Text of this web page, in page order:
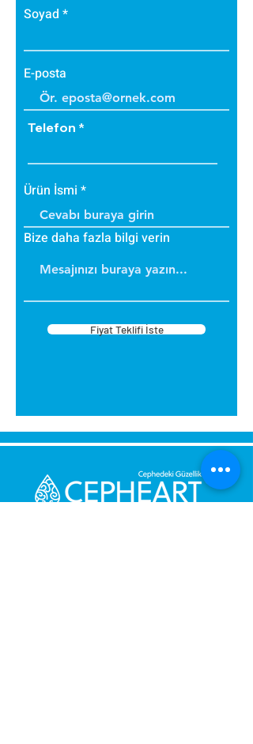
Soyad
E-posta
Telefon
Ürün İsmi
Bize daha fazla bilgi verin
Fiyat Teklifi İste